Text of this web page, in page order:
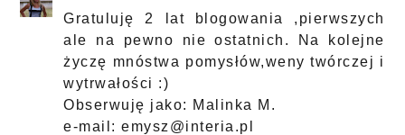
Gratuluję 2 lat blogowania ,pierwszych
ale na pewno nie ostatnich. Na kolejne
życzę mnóstwa pomysłów,weny twórczej i
wytrwałości :)
Obserwuję jako: Malinka M.
e-mail: emysz@interia.pl